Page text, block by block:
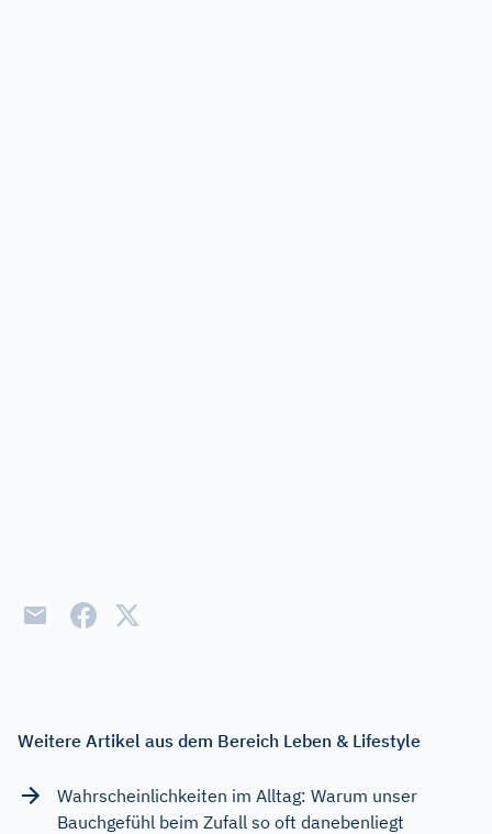
Weitere Artikel aus dem Bereich Leben & Lifestyle
Wahrscheinlichkeiten im Alltag: Warum unser
Bauchgefühl beim Zufall so oft danebenliegt